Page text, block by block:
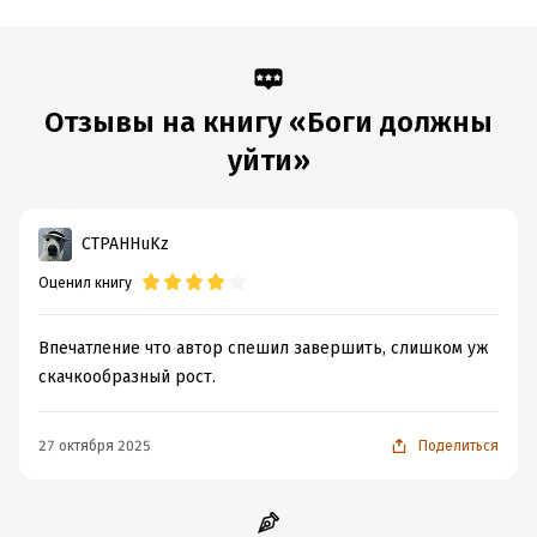
Отзывы на книгу «Боги должны
уйти»
CTPAHHuKz
Оценил книгу
Впечатление что автор спешил завершить, слишком уж
скачкообразный рост.
27 октября 2025 Поделиться